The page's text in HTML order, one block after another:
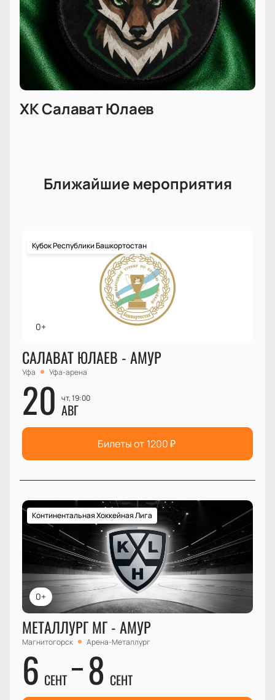
ХК Салават Юлаев
Ближайшие мероприятия
0+
Кубок Республики Башкортостан
САЛАВАТ ЮЛАЕВ - АМУР
Уфа Уфа-арена
20 чт, 19:00
АВГ
Билеты от 1200₽
0+
Континентальная Хоккейная Лига
МЕТАЛЛУРГ МГ - АМУР
Магнитогорск Арена-Металлург
6 СЕНТ 8 СЕНТ